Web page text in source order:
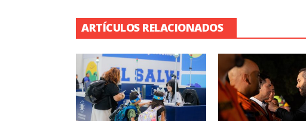
ARTÍCULOS RELACIONADOS